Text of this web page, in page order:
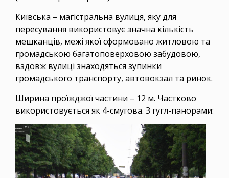
Київська – магістральна вулиця, яку для
пересування використовує значна кількість
мешканців, межі якої сформовано житловою та
громадською багатоповерховою забудовою,
вздовж вулиці знаходяться зупинки
громадського транспорту, автовокзал та ринок.
Ширина проїжджої частини – 12 м. Частково
використовується як 4-смугова. З гугл-панорами: